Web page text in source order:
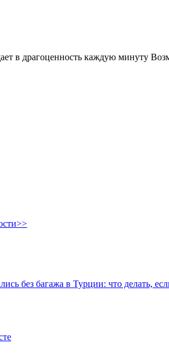
в драгоценность каждую минуту
без багажа в Турции: что делать,